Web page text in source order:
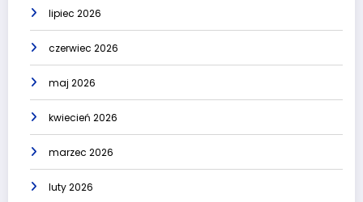
lipiec 2026
czerwiec 2026
maj 2026
kwiecień 2026
marzec 2026
luty 2026